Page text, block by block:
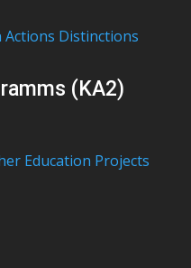
Distinctions
(KA2)
Education Projects